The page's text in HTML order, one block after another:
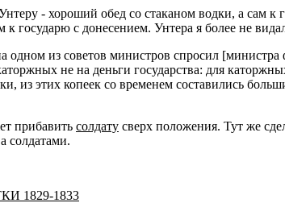
- хороший обед со стаканом водки, а сам к
к государю с донесением. Унтера я более не
одном из советов министров спросил
не на деньги государства: для
из этих копеек со временем составились
прибавить солдату сверх положения. Тут же
солдатами.
1829-1833